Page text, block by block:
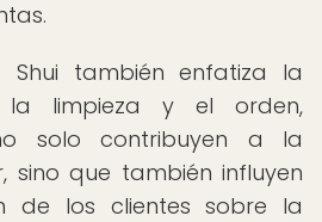
Shui también enfatiza la
la limpieza y el orden,
solo contribuyen a la
sino que también influyen
de los clientes sobre la